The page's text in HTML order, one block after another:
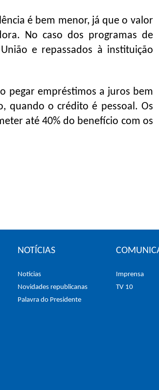
é bem menor, já que o valor
No caso dos programas de
e repassados à instituição
pegar empréstimos a juros bem
quando o crédito é pessoal. Os
até 40% do benefício com os
NOTÍCIAS
Noticias
Novidades republicanas
Palavra do Presidente
Imprensa
TV 10